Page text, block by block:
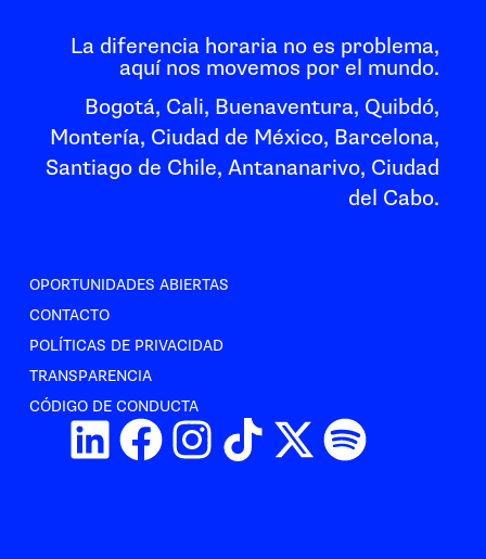
OPORTUNIDADES ABIERTAS
CONTACTO
POLÍTICAS DE PRIVACIDAD
TRANSPARENCIA
CÓDIGO DE CONDUCTA
La diferencia horaria no es problema,
aquí nos movemos por el mundo.
Bogotá, Cali, Buenaventura, Quibdó,
Montería, Ciudad de México, Barcelona,
Santiago de Chile, Antananarivo, Ciudad
del Cabo.